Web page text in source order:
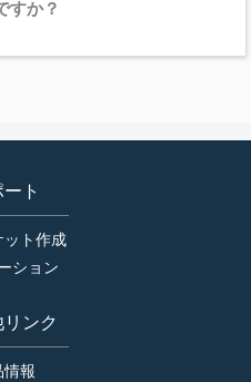
すか？
ト
ット作成
ション
ンク
情報